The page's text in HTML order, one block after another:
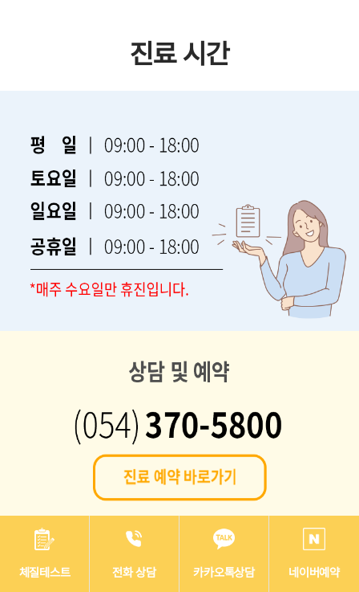
진료 시간
체질테스트 전화 상담 카카오톡상담 네이버예약